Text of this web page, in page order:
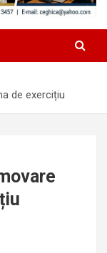
de exercițiu